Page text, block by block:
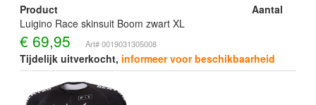
Product
Aantal
Luigino Race skinsuit Boom zwart XL
€ 69,95 Art# 0019031305008
Tijdelijk uitverkocht, informeer voor beschikbaarheid